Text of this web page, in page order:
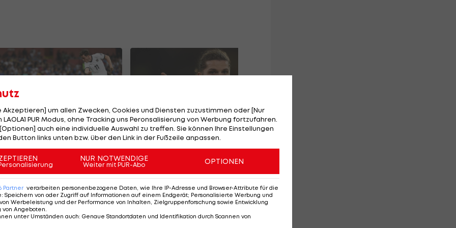
Trikot von
Gregoritsch
Sabitzer "heiß" auf
Duell mit Ex-Klub
Deutsche Bundesliga
Nach acht Monaten:
Akzeptieren] um allen Zwecken, Cookies und Diensten zuzustimmen oder [Nur
PUR Modus, ohne Tracking uns Peronsalisierung von Werbung fortzufahren.
auch eine individuelle Auswahl zu treffen. Sie können Ihre Einstellungen
Button links unten bzw. über den Link in der Fußzeile anpassen.
NUR NOTWENDIGE
Weiter mit PUR-Abo OPTIONEN
Partner verarbeiten personenbezogene Daten, wie Ihre IP-Adresse und Browser-Attribute für die
: Speichern von oder Zugriff auf Informationen auf einem Endgerät; Personalisierte Werbung und
Werbeleistung und der Performance von Inhalten, Zielgruppenforschung sowie Entwicklung
von Angeboten
unter Umständen auch: Genaue Standortdaten und Identifikation durch Scannen von